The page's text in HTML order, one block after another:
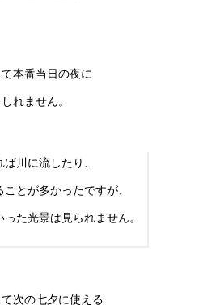
本番当日の夜に
れません。
川に流したり、
とが多かったですが、
た光景は見られません。
次の七夕に使える